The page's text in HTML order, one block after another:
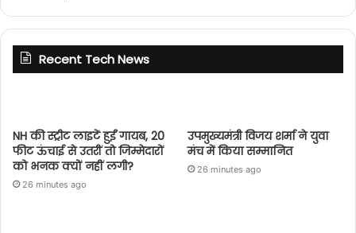
Recent Tech News
NH की स्ट्रीट लाइटें हुईं गायब, 20
फीट ऊंचाई से उतरीं तो जिम्मेदारों
को भनक क्यों नहीं लगी?
26 minutes ago
उपमुख्यमंत्री विजय शर्मा ने युवा
मंच में किया सम्मानित
26 minutes ago